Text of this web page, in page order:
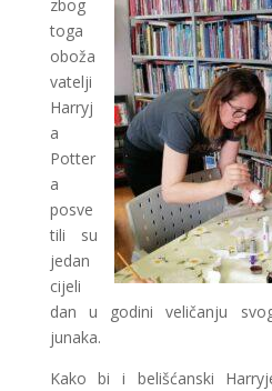
zbog
toga
oboža
vatelji
Harryj
a
Potter
a
posve
tili su
jedan
cijeli
dan u godini veličanju
junaka.
Kako bi i belišćanski